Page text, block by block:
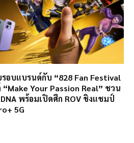
อบแบรนด์กับ “828 Fan Festival
Your Passion Real” ชวน
พร้อมเปิดศึก ROV ชิงแชมป์
5G